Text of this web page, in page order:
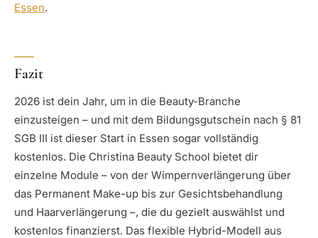
Essen.
Fazit
2026 ist dein Jahr, um in die Beauty-Branche
einzusteigen – und mit dem Bildungsgutschein nach § 81
SGB III ist dieser Start in Essen sogar vollständig
kostenlos. Die Christina Beauty School bietet dir
einzelne Module – von der Wimpernverlängerung über
das Permanent Make-up bis zur Gesichtsbehandlung
und Haarverlängerung –, die du gezielt auswählst und
kostenlos finanzierst. Das flexible Hybrid-Modell aus